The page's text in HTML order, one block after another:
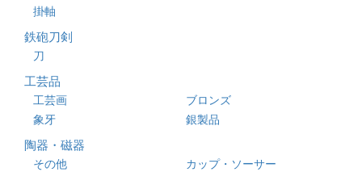
掛軸
鉄砲刀剣
刀
工芸品
工芸画
ブロンズ
象牙
銀製品
陶器・磁器
その他
カップ・ソーサー